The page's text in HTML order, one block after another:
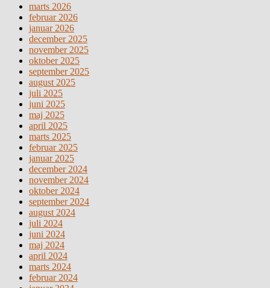
marts 2026
februar 2026
januar 2026
december 2025
november 2025
oktober 2025
september 2025
august 2025
juli 2025
juni 2025
maj 2025
april 2025
marts 2025
februar 2025
januar 2025
december 2024
november 2024
oktober 2024
september 2024
august 2024
juli 2024
juni 2024
maj 2024
april 2024
marts 2024
februar 2024